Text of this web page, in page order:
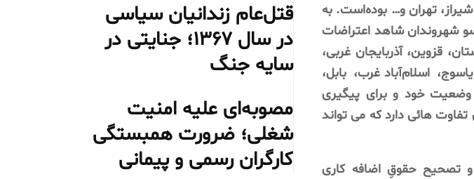
گوناگونی در رشت، شیراز، تهران و… بوده‌است. به
شمار کارگری آمدە است که از آغاز ۱۴۰۲ به این‌سو شهروندان شاهد اعتراضات
قزوین، آذربایجان غربی،
اسلام‌آباد غرب، بابل،
وضعیت خود و برای پیگیری
هائی دارد که می تواند
تصحیح حقوقِ اضافه کاری
قتل‌عام زندانیان سیاسی
در سال ۱۳۶۷؛ جنایتی در
سایه جنگ
مصوبه‌ای علیه امنیت
شغلی؛ ضرورت همبستگی
کارگران رسمی و پیمانی